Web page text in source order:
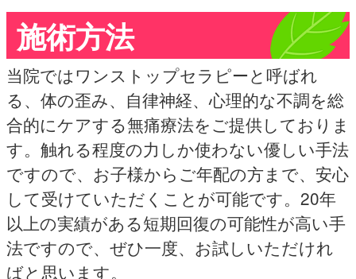
施術方法
当院ではワンストップセラピーと呼ばれ
る、体の歪み、自律神経、心理的な不調を総
合的にケアする無痛療法をご提供しておりま
す。触れる程度の力しか使わない優しい手法
ですので、お子様からご年配の方まで、安心
して受けていただくことが可能です。20年
以上の実績がある短期回復の可能性が高い手
法ですので、ぜひ一度、お試しいただけれ
ばと思います。